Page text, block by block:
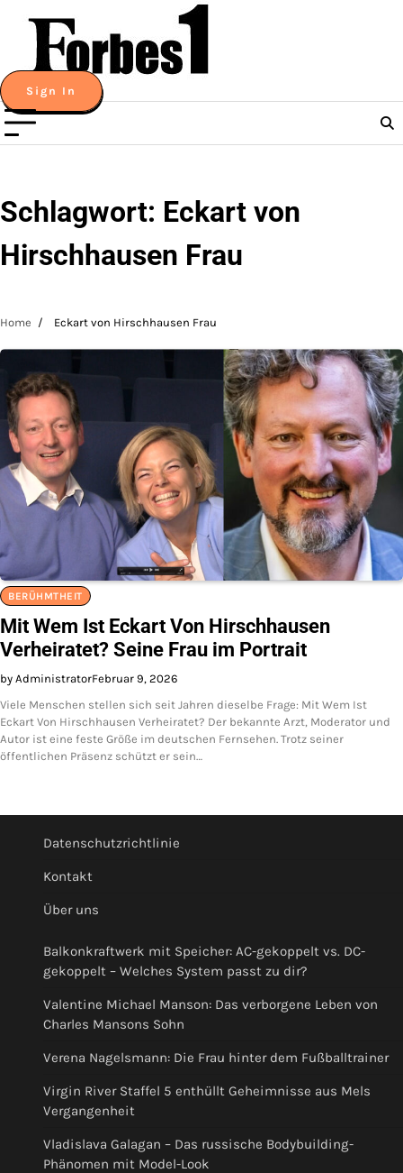
content
Sign In
Schlagwort: Eckart von
Hirschhausen Frau
Home Eckart von Hirschhausen Frau
BERÜHMTHEIT
Mit Wem Ist Eckart Von Hirschhausen
Verheiratet? Seine Frau im Portrait
by AdministratorFebruar 9, 2026
Viele Menschen stellen sich seit Jahren dieselbe Frage: Mit Wem Ist
Eckart Von Hirschhausen Verheiratet? Der bekannte Arzt, Moderator und
Autor ist eine feste Größe im deutschen Fernsehen. Trotz seiner
öffentlichen Präsenz schützt er sein…
Datenschutzrichtlinie
Kontakt
Über uns
Balkonkraftwerk mit Speicher: AC-gekoppelt vs. DC-
gekoppelt – Welches System passt zu dir?
Valentine Michael Manson: Das verborgene Leben von
Charles Mansons Sohn
Verena Nagelsmann: Die Frau hinter dem Fußballtrainer
Virgin River Staffel 5 enthüllt Geheimnisse aus Mels
Vergangenheit
Vladislava Galagan – Das russische Bodybuilding-
Phänomen mit Model-Look